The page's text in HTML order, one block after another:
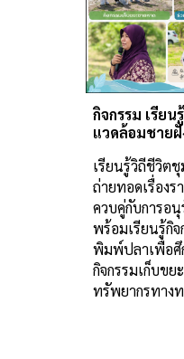
กิจกรรม เรีย
แวดล้อมชายฝั่
เรียนรู้วิถีชีวิต
ถ่ายทอดเรื่อง
ควบคู่กับการอ
พร้อมเรียนรู้กิ
พิมพ์ปลาเพื่อศึ
กิจกรรมเก็บขย
ทรัพยากรทาง